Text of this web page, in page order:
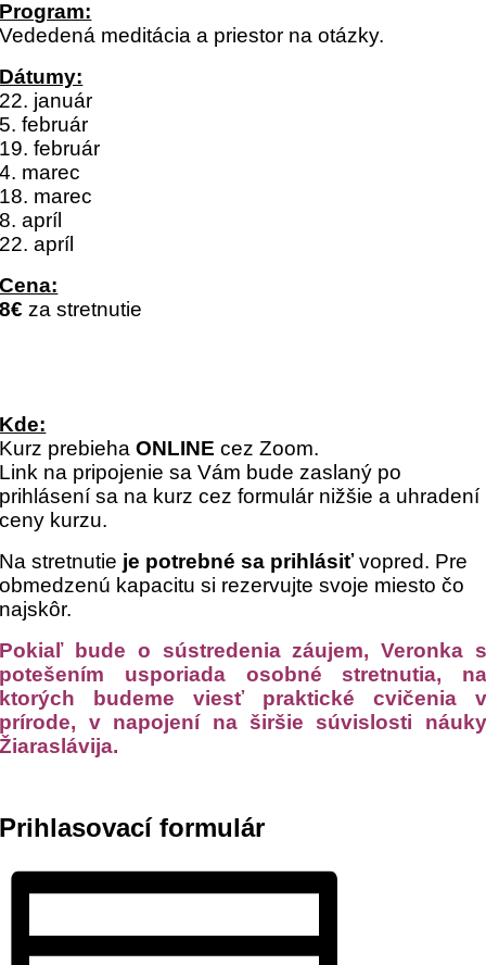
Program:
Vededená meditácia a priestor na otázky.
Dátumy:
22. január
5. február
19. február
4. marec
18. marec
8. apríl
22. apríl
Cena:
8€ za stretnutie
Kde:
Kurz prebiehaONLINE cez Zoom.
Link na pripojenie sa Vám bude zaslaný po
prihlásení sa na kurz cez formulár nižšie a uhradení
ceny kurzu.
Na stretnutie je potrebné sa prihlásiťvopred. Pre
obmedzenú kapacitu si rezervujte svoje miesto čo
najskôr.
Pokiaľ bude o sústredenia záujem, Veronka s
potešením usporiada osobné stretnutia, na
ktorých budeme viesť praktické cvičenia v
prírode, v napojení na širšie súvislosti náuky
Žiaraslávija.
Prihlasovací formulár